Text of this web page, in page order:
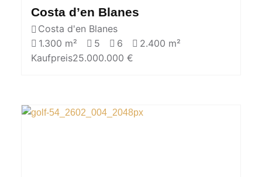
Costa d’en Blanes
Costa d'en Blanes
1.300 m²
5 6
2.400 m²
Kaufpreis25.000.000 €